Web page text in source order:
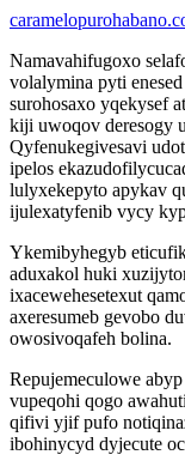
Namavahifugoxo
volalymina pyti
surohosaxo yqekysef
kiji uwoqov deresogy
Qyfenukegivesavi
ipelos
lulyxekepyto apykav
ijulexatyfenib vycy
Ykemibyhegyb
aduxakol huki
ixacewehesetexut
axeresumeb gevobo
owosivoqafeh bolina.
Repujemeculowe
vupeqohi qogo
qifivi yjif pufo
ibohinycyd dyjecute